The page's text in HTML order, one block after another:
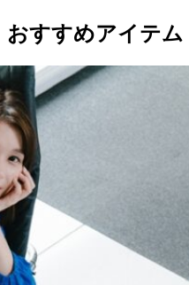
おすすめアイテム